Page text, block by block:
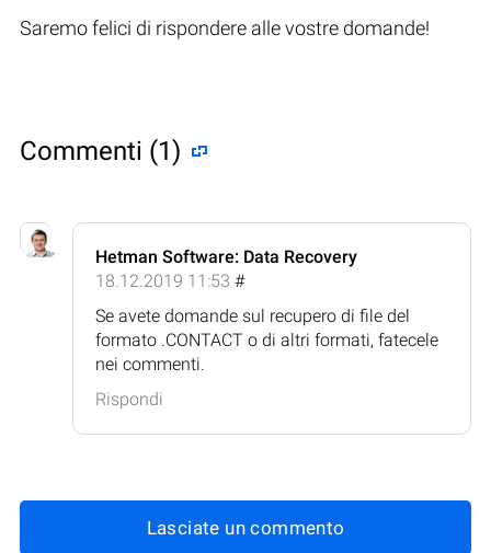
Saremo felici di rispondere alle vostre domande!
Commenti (1)
Hetman Software: Data Recovery
18.12.2019 11:53 #
Se avete domande sul recupero di file del
formato .CONTACT o di altri formati, fatecele
nei commenti.
Rispondi
Lasciate un commento